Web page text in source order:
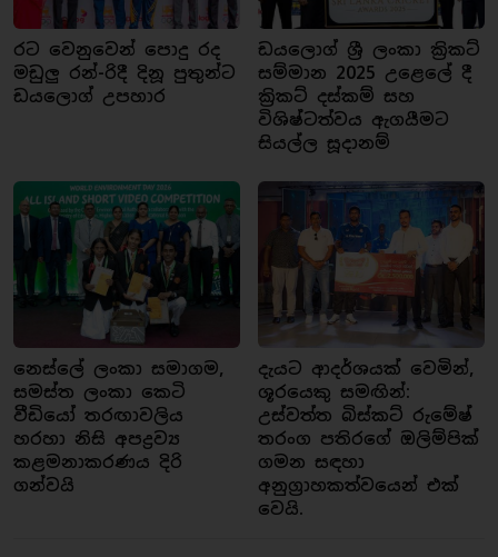
රට වෙනුවෙන් පොදු රද
මඩුලු රන්-රිදී දිනූ පුතුන්ට
ඩයලොග් උපහාර
ඩයලොග් ශ්‍රී ලංකා ක්‍රිකට්
සම්මාන 2025 උළෙලේ දී
ක්‍රිකට් දස්කම් සහ
විශිෂ්ටත්වය ඇගයීමට
සියල්ල සූදානම්
නෙස්ලේ ලංකා සමාගම,
සමස්ත ලංකා කෙටි
වීඩියෝ තරඟාවලිය
හරහා නිසි අපද්‍රව්‍ය
කළමනාකරණය දිරි
ගන්වයි
දැයට ආදර්ශයක් වෙමින්,
ශූරයෙකු සමඟින්:
උස්වත්ත බිස්කට් රුමේෂ්
තරංග පතිරගේ ඔලිම්පික්
ගමන සඳහා
අනුග්‍රාහකත්වයෙන් එක්
වෙයි.